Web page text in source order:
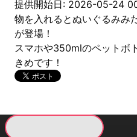
提供開始日: 2026-05-24
物を入れるとぬいぐるみみ
が登場！
スマホや350mlのペットボ
きめです！